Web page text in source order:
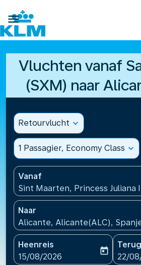

Vluchten vanaf
(SXM) naar
Retourvlucht expand_more
1 Passagier, Economy Class expand_more
Vanaf
Sint Maarten, Princess
Naar
Alicante, Alicante(ALC),
Heenreis
fc-booking-departure-date-
15/08/2026
today
fc-
22/